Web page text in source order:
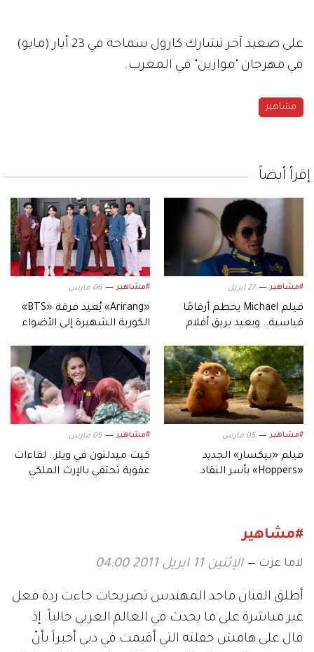
على صعيد آخر تشارك كارول سماحة في 23 أيار (مايو)
في مهرجان "موازين" في المغرب.
مشاهير
إقرأ أيضاً
#مشاهير 27 ابريل
فيلم Michael يحطم أرقامًا
قياسية.. ويعيد بريق أفلام
#مشاهير 06 مارس
«Arirang» يُعيد فرقة «BTS»
الكورية الشهيرة إلى الأضواء
#مشاهير 05 مارس
فيلم «بيكسار» الجديد
«Hoppers» يأسر النقاد
#مشاهير 05 مارس
كيت ميدلتون في ويلز.. لقاءات
عفوية تحتفي بالإرث الملكي
#مشاهير
لاما عزت الإثنين 11 ابريل 2011 04:00
أطلق الفنان ماجد المهندس تصريحات جاءت ردة فعل
غير مباشرة على ما يحدث في العالم العربي حالياً. إذ
قال على هامش حفلته التي أقيمت في دبي أخيراً بأنّ